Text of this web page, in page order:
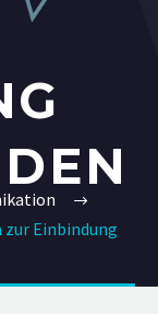
Einbindung